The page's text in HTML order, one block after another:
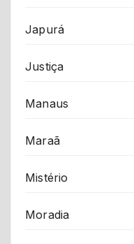
Japurá
Justiça
Manaus
Maraã
Mistério
Moradia